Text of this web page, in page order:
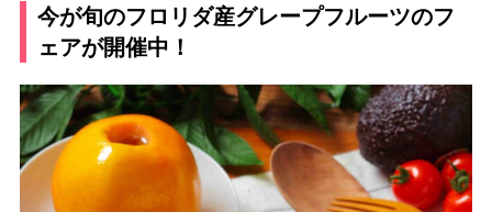
今が旬のフロリダ産グレープフルーツのフ
ェアが開催中！